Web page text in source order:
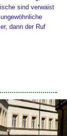
sind verwaist
dann der Ruf